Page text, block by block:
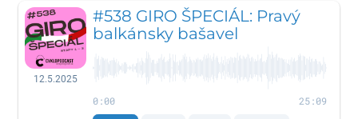
12.5.2025
#538 GIRO ŠPECIÁL: Pravý
balkánsky bašavel
0:00 25:09